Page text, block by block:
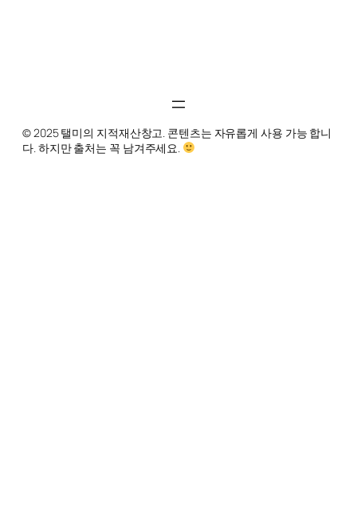
© 2025 탤미의 지적재산창고. 콘텐츠는 자유롭게 사용 가능 합니
다. 하지만 출처는 꼭 남겨주세요.